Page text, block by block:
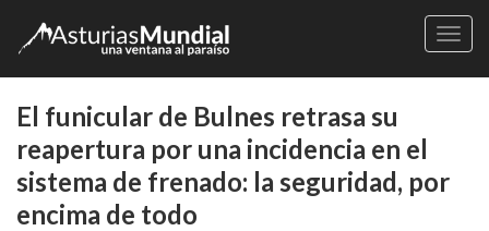
El funicular de Bulnes retrasa su
reapertura por una incidencia en el
sistema de frenado: la seguridad, por
encima de todo